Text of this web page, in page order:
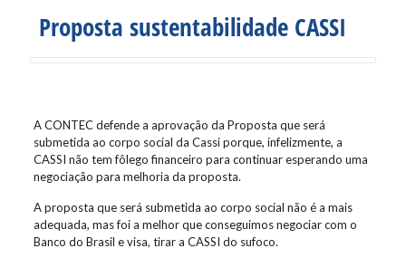
Proposta sustentabilidade CASSI
A CONTEC defende a aprovação da Proposta que será
submetida ao corpo social da Cassi porque, infelizmente, a
CASSI não tem fôlego financeiro para continuar esperando uma
negociação para melhoria da proposta.
A proposta que será submetida ao corpo social não é a mais
adequada, mas foi a melhor que conseguimos negociar com o
Banco do Brasil e visa, tirar a CASSI do sufoco.